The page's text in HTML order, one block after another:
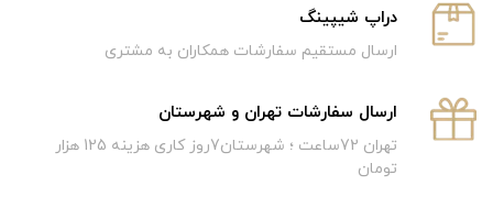
دراپ شیپینگ
ارسال مستقیم سفارشات همکاران به مشتری
ارسال سفارشات تهران و شهرستان
تهران 72ساعت ؛ شهرستان7روز کاری هزینه 125 هزار
تومان